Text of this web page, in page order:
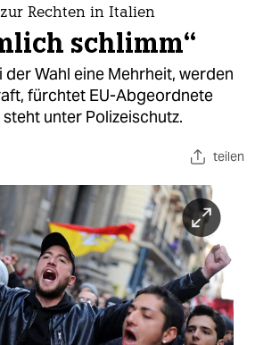
Rechten in Italien
schlimm“
Wahl eine Mehrheit, werden
fürchtet EU-Abgeordnete
unter Polizeischutz.
teilen